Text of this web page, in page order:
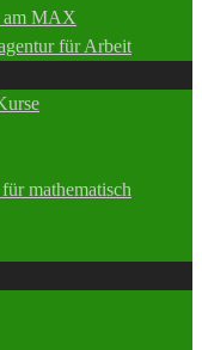
am MAX
für Arbeit
mathematisch